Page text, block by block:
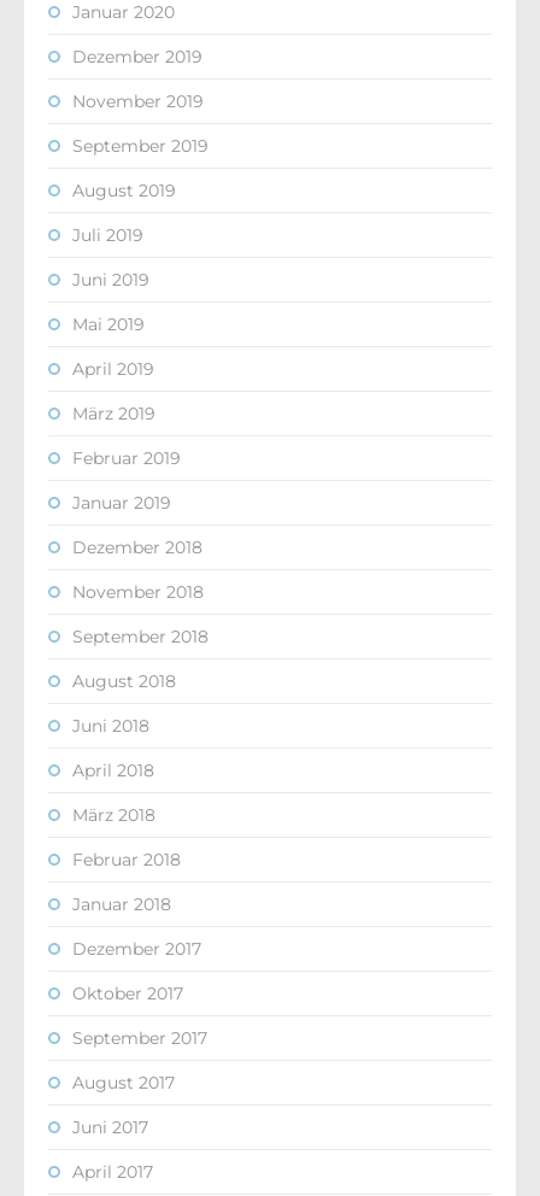
Januar 2020
Dezember 2019
November 2019
September 2019
August 2019
Juli 2019
Juni 2019
Mai 2019
April 2019
März 2019
Februar 2019
Januar 2019
Dezember 2018
November 2018
September 2018
August 2018
Juni 2018
April 2018
März 2018
Februar 2018
Januar 2018
Dezember 2017
Oktober 2017
September 2017
August 2017
Juni 2017
April 2017